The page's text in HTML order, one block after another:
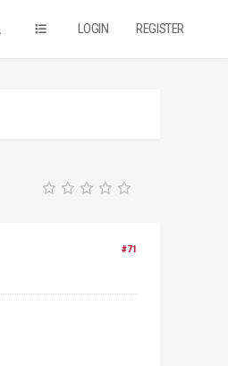
LOGIN REGISTER
#71